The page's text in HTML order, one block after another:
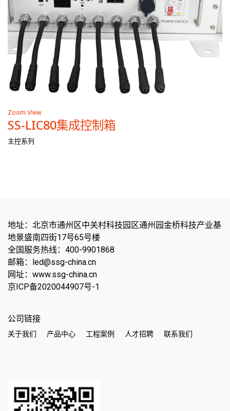
Zoom View
SS-LIC80集成控制箱
主控系列
地址：北京市通州区中关村科技园区通州园金桥科技产业基
地景盛南四街17号65号楼
全国服务热线：400-9901868
邮箱：led@ssg-china.cn
网址：www.ssg-china.cn
京ICP备2020044907号-1
公司链接
关于我们 产品中心 工程案例 人才招聘 联系我们